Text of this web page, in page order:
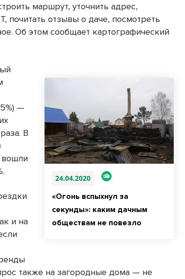
маршрут, уточнить адрес,
почитать отзывы о даче, посмотреть
Об этом сообщает картографический
24.04.2020
«Огонь вспыхнул за
секунды»: каким дачным
обществам не повезло
—
В
вошли
и на
также на загородные дома — не